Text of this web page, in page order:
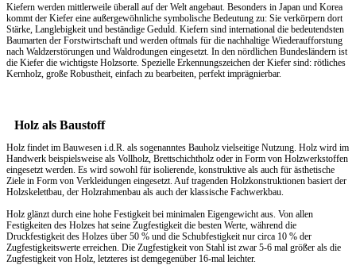
Kiefern werden mittlerweile überall auf der Welt angebaut. Besonders in Japan und Korea
kommt der Kiefer eine außergewöhnliche symbolische Bedeutung zu: Sie verkörpern dort
Stärke, Langlebigkeit und beständige Geduld. Kiefern sind international die bedeutendsten
Baumarten der Forstwirtschaft und werden oftmals für die nachhaltige Wiederaufforstung
nach Waldzerstörungen und Waldrodungen eingesetzt. In den nördlichen Bundesländern ist
die Kiefer die wichtigste Holzsorte. Spezielle Erkennungszeichen der Kiefer sind: rötliches
Kernholz, große Robustheit, einfach zu bearbeiten, perfekt imprägnierbar.
Holz als Baustoff
Holz findet im Bauwesen i.d.R. als sogenanntes Bauholz vielseitige Nutzung. Holz wird im
Handwerk beispielsweise als Vollholz, Brettschichtholz oder in Form von Holzwerkstoffen
eingesetzt werden. Es wird sowohl für isolierende, konstruktive als auch für ästhetische
Ziele in Form von Verkleidungen eingesetzt. Auf tragenden Holzkonstruktionen basiert der
Holzskelettbau, der Holzrahmenbau als auch der klassische Fachwerkbau.
Holz glänzt durch eine hohe Festigkeit bei minimalen Eigengewicht aus. Von allen
Festigkeiten des Holzes hat seine Zugfestigkeit die besten Werte, während die
Druckfestigkeit des Holzes über 50 % und die Schubfestigkeit nur circa 10 % der
Zugfestigkeitswerte erreichen. Die Zugfestigkeit von Stahl ist zwar 5-6 mal größer als die
Zugfestigkeit von Holz, letzteres ist demgegenüber 16-mal leichter.